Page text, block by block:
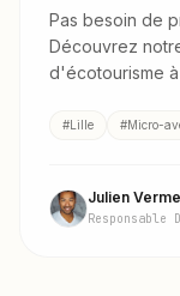
Pas besoin de
Découvrez
d'écotourisme
#Lille #Micro-
Julien
Responsable